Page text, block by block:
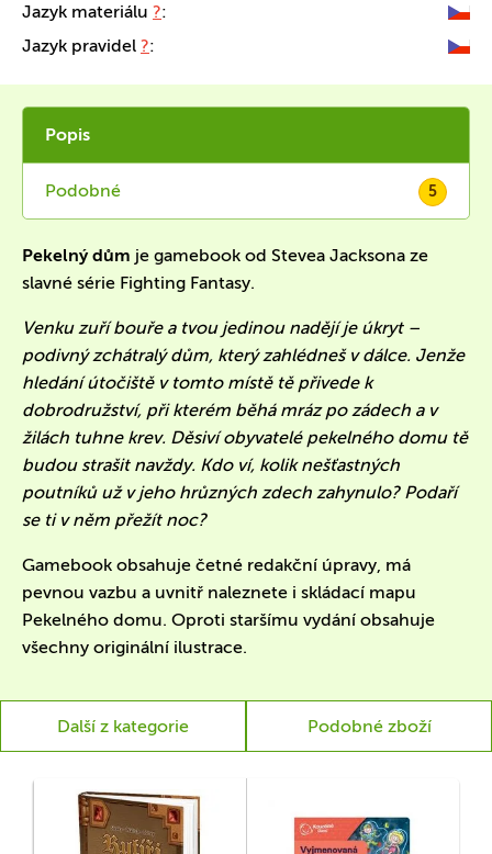
Jazyk materiálu ?:
Jazyk pravidel ?:
Popis
Podobné 5
Pekelný dům je gamebook od Stevea Jacksona ze
slavné série Fighting Fantasy.
Venku zuří bouře a tvou jedinou nadějí je úkryt –
podivný zchátralý dům, který zahlédneš v dálce. Jenže
hledání útočiště v tomto místě tě přivede k
dobrodružství, při kterém běhá mráz po zádech a v
žilách tuhne krev. Děsiví obyvatelé pekelného domu tě
budou strašit navždy. Kdo ví, kolik nešťastných
poutníků už v jeho hrůzných zdech zahynulo? Podaří
se ti v něm přežít noc?
Gamebook obsahuje četné redakční úpravy, má
pevnou vazbu a uvnitř naleznete i skládací mapu
Pekelného domu. Oproti staršímu vydání obsahuje
všechny originální ilustrace.
Další z kategorie Podobné zboží